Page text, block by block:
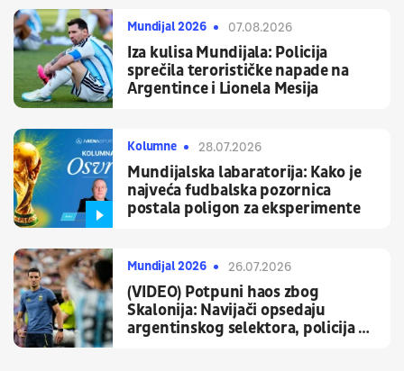
Mundijal 2026 07.08.2026
Iza kulisa Mundijala: Policija
sprečila terorističke napade na
Argentince i Lionela Mesija
Kolumne 28.07.2026
Mundijalska labaratorija: Kako je
najveća fudbalska pozornica
postala poligon za eksperimente
Mundijal 2026 26.07.2026
(VIDEO) Potpuni haos zbog
Skalonija: Navijači opsedaju
argentinskog selektora, policija u